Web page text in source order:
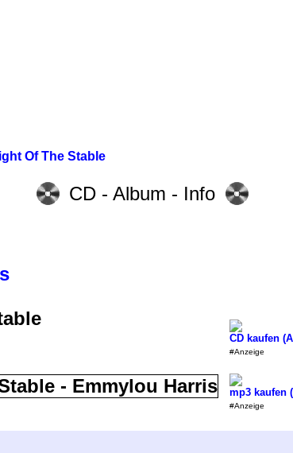
Of The Stable
CD - Album - Info
CD kaufen
#Anzeige
mp3 kaufen
#Anzeige